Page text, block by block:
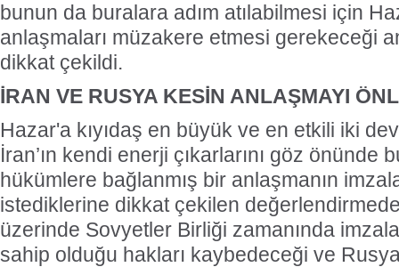
bunun da buralara adım atılabilmesi için
anlaşmaları müzakere etmesi gerekeceği
dikkat çekildi.
İRAN VE RUSYA KESİN ANLAŞMAYI
Hazar'a kıyıdaş en büyük ve en etkili iki
İran’ın kendi enerji çıkarlarını göz önünde
hükümlere bağlanmış bir anlaşmanın
istediklerine dikkat çekilen
üzerinde Sovyetler Birliği zamanında
sahip olduğu hakları kaybedeceği ve